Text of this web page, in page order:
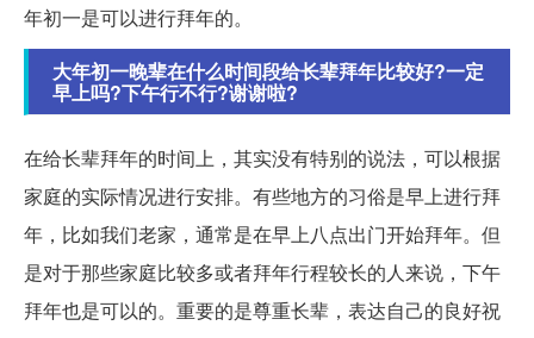
年初一是可以进行拜年的。
大年初一晚辈在什么时间段给长辈拜年比较好?一定
早上吗?下午行不行?谢谢啦?
在给长辈拜年的时间上，其实没有特别的说法，可以根据
家庭的实际情况进行安排。有些地方的习俗是早上进行拜
年，比如我们老家，通常是在早上八点出门开始拜年。但
是对于那些家庭比较多或者拜年行程较长的人来说，下午
拜年也是可以的。重要的是尊重长辈，表达自己的良好祝